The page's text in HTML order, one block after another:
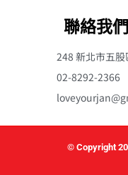
聯絡我們
248 新北市五
02-8292-2366
© Copyright